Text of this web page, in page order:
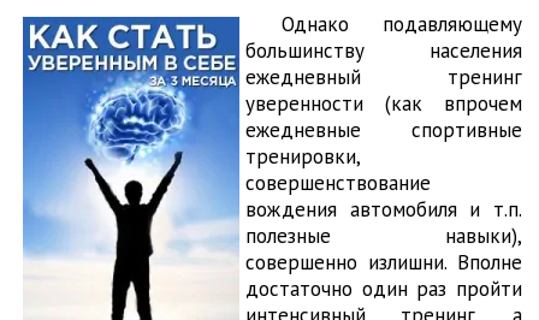
Однако подавляющему
большинству населения
ежедневный тренинг
уверенности (как впрочем
ежедневные спортивные
тренировки,
совершенствование
вождения автомобиля и т.п.
полезные навыки),
совершенно излишни. Вполне
достаточно один раз пройти